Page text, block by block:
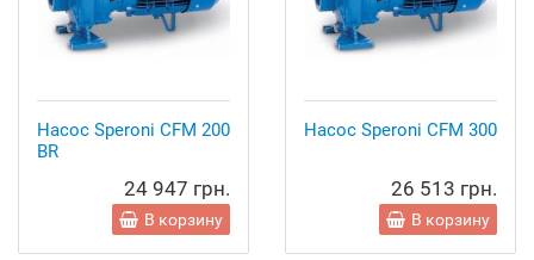
Насос Speroni CFM 200
BR
24 947 грн.
В корзину
Насос Speroni CFM 300
26 513 грн.
В корзину